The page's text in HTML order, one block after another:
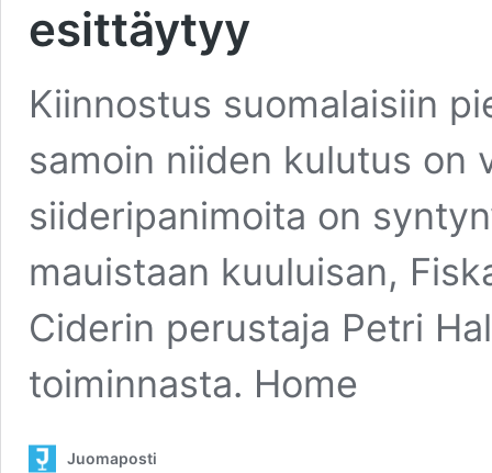
esittäytyy
Kiinnostus suomalaisiin
samoin niiden kulutus on
siideripanimoita on
mauistaan kuuluisan,
Ciderin perustaja Petri
toiminnasta. Home
Juomaposti